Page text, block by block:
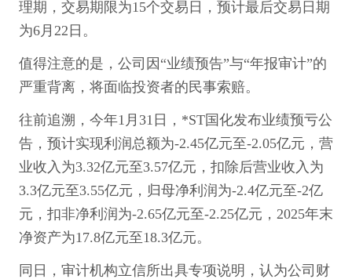
理期，交易期限为15个交易日，预计最后交易日期
为6月22日。
值得注意的是，公司因“业绩预告”与“年报审计”的
严重背离，将面临投资者的民事索赔。
往前追溯，今年1月31日，*ST国化发布业绩预亏公
告，预计实现利润总额为-2.45亿元至-2.05亿元，营
业收入为3.32亿元至3.57亿元，扣除后营业收入为
3.3亿元至3.55亿元，归母净利润为-2.4亿元至-2亿
元，扣非净利润为-2.65亿元至-2.25亿元，2025年末
净资产为17.8亿元至18.3亿元。
同日，审计机构立信所出具专项说明，认为公司财